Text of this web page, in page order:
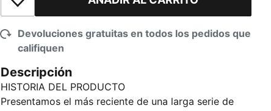
Añadir a la lista de deseos
Devoluciones gratuitas en todos los pedidos que
califiquen
Descripción
HISTORIA DEL PRODUCTO
Presentamos el más reciente de una larga serie de